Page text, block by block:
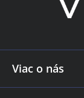
i
Viac o nás